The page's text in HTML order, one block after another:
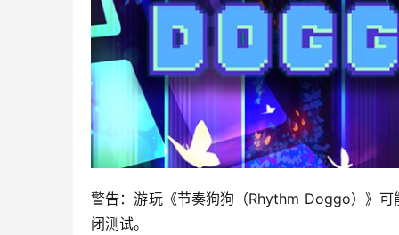
警告：游玩《节奏狗狗（Rhythm Doggo）》
闭测试。